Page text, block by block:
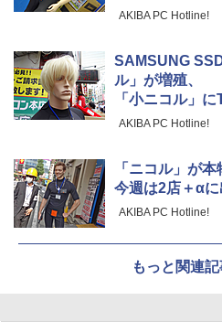
円引き
AKIBA PC Hotline!
SAMSUNG
ル」が増殖、
「小ニコル」
AKIBA PC Hotline!
「ニコル」が
今週は2店＋αに
AKIBA PC Hotline!
もっと関連